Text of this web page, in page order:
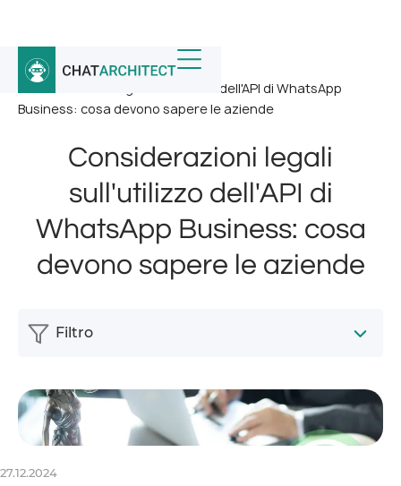
Home / Notizia /
Considerazioni legali sull'utilizzo dell'API di WhatsApp
Business: cosa devono sapere le aziende
Considerazioni legali
sull'utilizzo dell'API di
WhatsApp Business: cosa
devono sapere le aziende
27.12.2024
Filtro